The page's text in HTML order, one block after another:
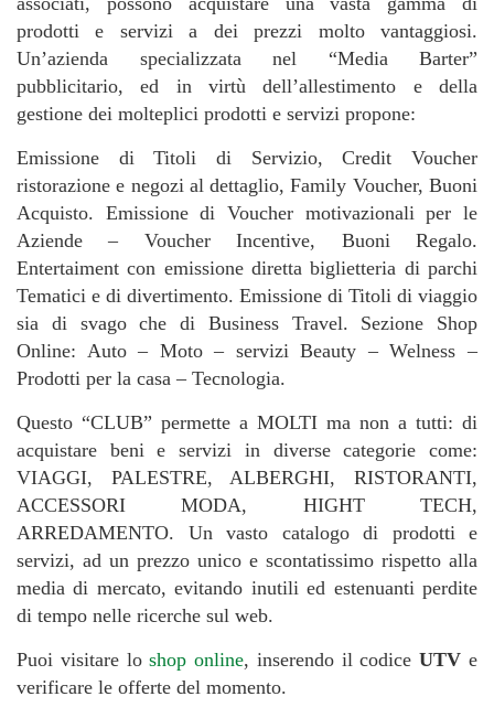
prodotti e servizi a dei prezzi molto vantaggiosi.
Un’azienda specializzata nel “Media Barter”
pubblicitario, ed in virtù dell’allestimento e della
gestione dei molteplici prodotti e servizi propone:
Emissione di Titoli di Servizio, Credit Voucher
ristorazione e negozi al dettaglio, Family Voucher, Buoni
Acquisto. Emissione di Voucher motivazionali per le
Aziende – Voucher Incentive, Buoni Regalo.
Entertaiment con emissione diretta biglietteria di parchi
Tematici e di divertimento. Emissione di Titoli di viaggio
sia di svago che di Business Travel. Sezione Shop
Online: Auto – Moto – servizi Beauty – Welness –
Prodotti per la casa – Tecnologia.
Questo “CLUB” permette a MOLTI ma non a tutti: di
acquistare beni e servizi in diverse categorie come:
VIAGGI, PALESTRE, ALBERGHI, RISTORANTI,
ACCESSORI MODA, HIGHT TECH,
ARREDAMENTO. Un vasto catalogo di prodotti e
servizi, ad un prezzo unico e scontatissimo rispetto alla
media di mercato, evitando inutili ed estenuanti perdite
di tempo nelle ricerche sul web.
Puoi visitare loshop online, inserendo il codiceUTV e
verificare le offerte del momento.